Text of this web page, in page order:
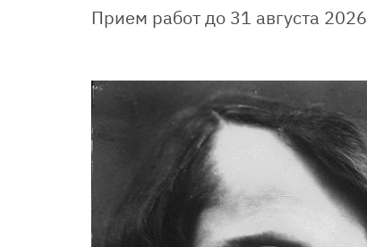
Прием работ до 31 августа 2026